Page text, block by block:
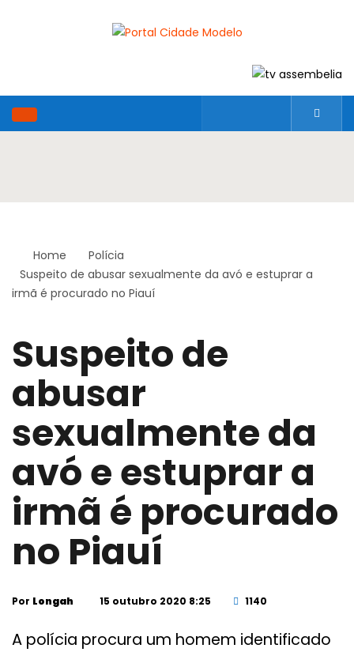
Home
Polícia
Suspeito de abusar sexualmente da avó e estuprar a
irmã é procurado no Piauí
Suspeito de
abusar
sexualmente da
avó e estuprar a
irmã é procurado
no Piauí
Por Longah 15 outubro 2020 8:25 1140
A polícia procura um homem identificado